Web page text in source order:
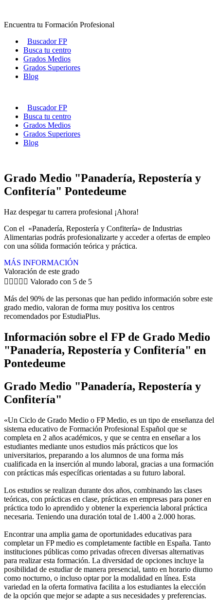
contenido
Encuentra tu Formación Profesional
Buscador FP
Busca tu centro
Grados Medios
Grados Superiores
Blog
Buscador FP
Busca tu centro
Grados Medios
Grados Superiores
Blog
Grado Medio "Panadería, Repostería y
Confitería" Pontedeume
Haz despegar tu carrera profesional ¡Ahora!
Con el «Panadería, Repostería y Confitería» de Industrias
Alimentarias podrás profesionalizarte y acceder a ofertas de empleo
con una sólida formación teórica y práctica.
MÁS INFORMACIÓN
Valoración de este grado
     Valorado con 5 de 5
Más del 90% de las personas que han pedido información sobre este
grado medio, valoran de forma muy positiva los centros
recomendados por EstudiaPlus.
Información sobre el FP de Grado Medio
"Panadería, Repostería y Confitería" en
Pontedeume
Grado Medio "Panadería, Repostería y
Confitería"
«Un Ciclo de Grado Medio o FP Medio, es un tipo de enseñanza del
sistema educativo de Formación Profesional Español que se
completa en 2 años académicos, y que se centra en enseñar a los
estudiantes mediante unos estudios más prácticos que los
universitarios, preparando a los alumnos de una forma más
cualificada en la inserción al mundo laboral, gracias a una formación
con prácticas más específicas orientadas a su futuro laboral.
Los estudios se realizan durante dos años, combinando las clases
teóricas, con prácticas en clase, prácticas en empresas para poner en
práctica todo lo aprendido y obtener la experiencia laboral práctica
necesaria. Teniendo una duración total de 1.400 a 2.000 horas.
Encontrar una amplia gama de oportunidades educativas para
completar un FP medio es completamente factible en España. Tanto
instituciones públicas como privadas ofrecen diversas alternativas
para realizar esta formación. La diversidad de opciones incluye la
posibilidad de estudiar de manera presencial, tanto en horario diurno
como nocturno, o incluso optar por la modalidad en línea. Esta
variedad en la oferta formativa facilita a los estudiantes la elección
de la opción que mejor se adapte a sus necesidades y preferencias.